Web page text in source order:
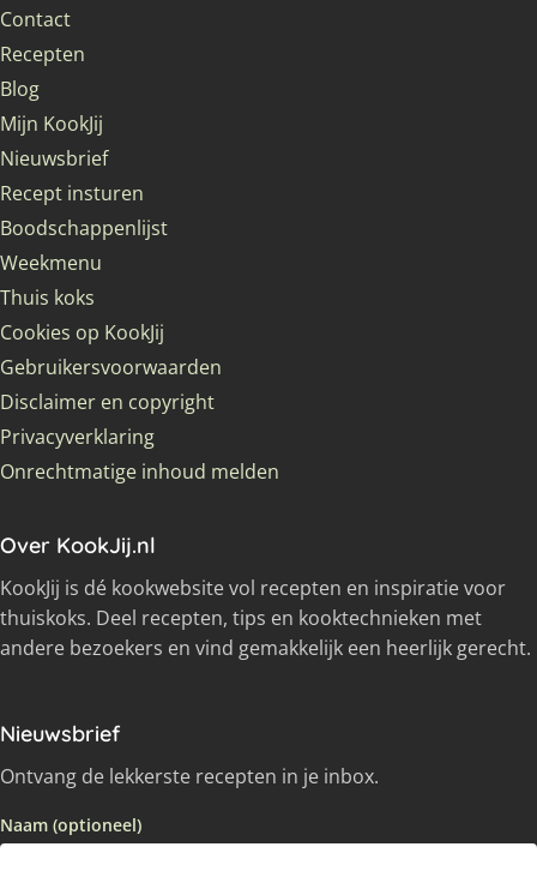
Contact
Recepten
Blog
Mijn KookJij
Nieuwsbrief
Recept insturen
Boodschappenlijst
Weekmenu
Thuis koks
Cookies op KookJij
Gebruikersvoorwaarden
Disclaimer en copyright
Privacyverklaring
Onrechtmatige inhoud melden
Over KookJij.nl
KookJij is dé kookwebsite vol recepten en inspiratie voor
thuiskoks. Deel recepten, tips en kooktechnieken met
andere bezoekers en vind gemakkelijk een heerlijk gerecht.
Nieuwsbrief
Ontvang de lekkerste recepten in je inbox.
Naam (optioneel)